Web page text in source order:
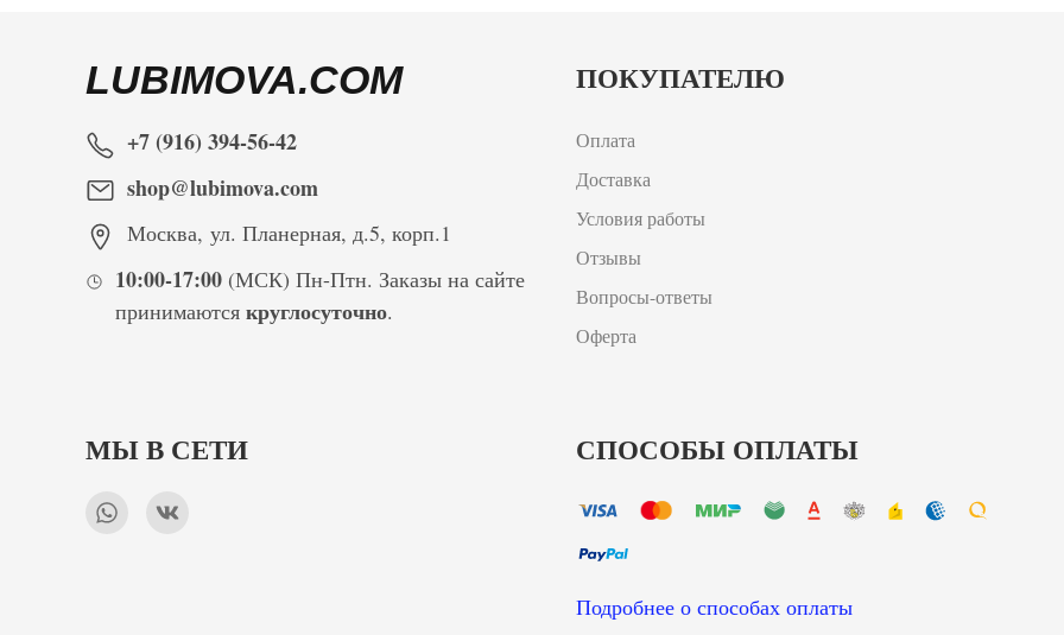
LUBIMOVA.COM
+7 (916) 394-56-42
shop@lubimova.com
Москва, ул. Планерная, д.5, корп.1
10:00-17:00(МСК) Пн-Птн. Заказы на сайте
принимаются круглосуточно.
ПОКУПАТЕЛЮ
Оплата
Доставка
Условия работы
Отзывы
Вопросы-ответы
Оферта
МЫ В СЕТИ СПОСОБЫ ОПЛАТЫ
Подробнее о способах оплаты